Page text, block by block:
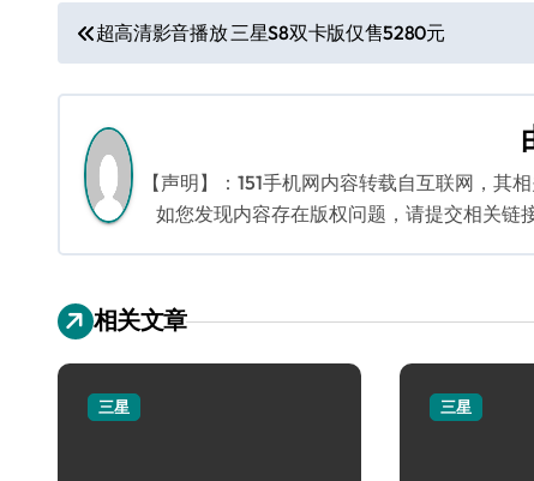
文
章
导
航
超高清影音播放 三星S8双卡版仅售5280元
【声明】：151手机网内容转载自互联网，其
如您发现内容存在版权问题，请提交相关链
相关文章
三星 三星